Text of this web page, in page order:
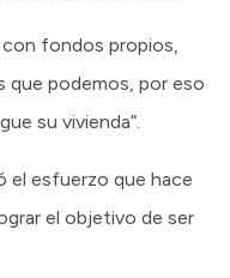
fondos propios,
que podemos, por eso
su vivienda”.
el esfuerzo que hace
el objetivo de ser